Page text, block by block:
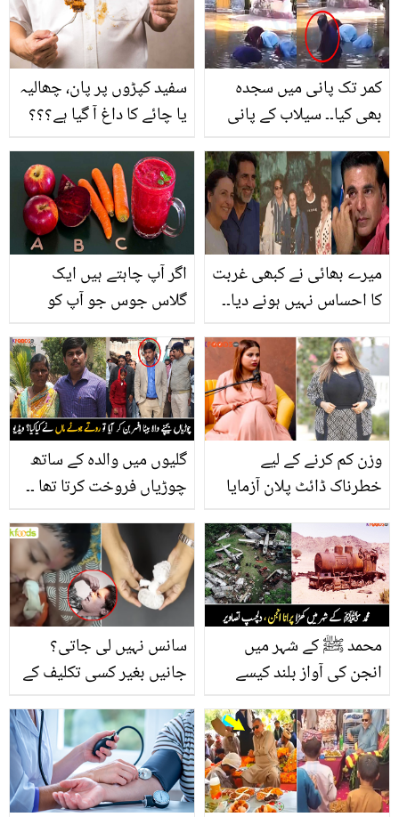
سفید کپڑوں پر پان، چھالیہ
یا چائے کا داغ آ گیا ہے؟؟؟
لئے زیادہ محنت نہ کریں
بس ہماری بتائی ہوئی آسان
سی ٹِپس آزمائیں اور سفید
کپڑے چمکائیں
کمر تک پانی میں سجدہ
بھی کیا۔۔ سیلاب کے پانی
ویڈیو دیکھ کر لوگوں کے
ایمان تازہ ہوگئے
اگر آپ چاہتے ہیں ایک
گلاس جوس جو آپ کو
بنائیں ترپھلا جانئے یہ کن
تین پھلوں سے تیار کیا جاتا
ہے
میرے بھائی نے کبھی غربت
کا احساس نہیں ہونے دیا۔۔
اکشے کمار کو رلا دیا
گلیوں میں والدہ کے ساتھ
چوڑیاں فروخت کرتا تھا ۔۔
پہلی مرتبہ گاؤں آیا تو
والدہ کے ساتھ کیا عمل کیا
جو وہ جذباتی ہو گئی؟
ویڈیو
وزن کم کرنے کے لیے
خطرناک ڈائٹ پلان آزمایا
کشف انصاری نے دُبلا ہونے
کیلئے ایسا کون سا طریقہ
اپنایا جس سے لوگوں کو
منع کیا؟
سانس نہیں لی جاتی؟
جانیں بغیر کسی تکلیف کے
کی ایسی ٹپ، جو بڑے بھی
آزما سکتے ہیں
محمد ﷺ کے شہر میں
انجن کی آواز بلند کیسے
مقامات، جہاں پیش آئے
خوفناک واقعات، دیکھیے